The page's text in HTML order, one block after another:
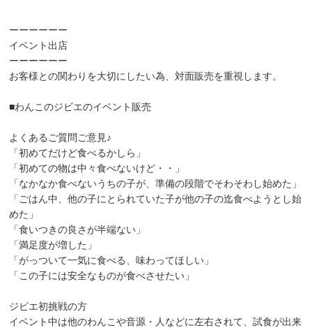
ーーーーーー
イベント出店
ーーーーーー
お客様との関わりを大切にしたい為、対面販売を重視します。
■わんこのジビエのイベント販売
よくあるご質問ご意見♪
「初めてだけど食べるかしら」
「初めての物は中々食べないけど・・」
「なかなか食べないうちの子が、準備の段階でそわそわし始めた」
「ごはん中、他の子にとられていた子が他の子の迄食べようとし始
めた」
「食いつきの良さが半端ない」
「満足度が増した」
「がっついて一気に食べる、味わってほしい」
「この子には安全なものが食べさせたい」
ジビエ初挑戦の方
イベント中は他のわんこや音源・人などに左右されて、試食が出来